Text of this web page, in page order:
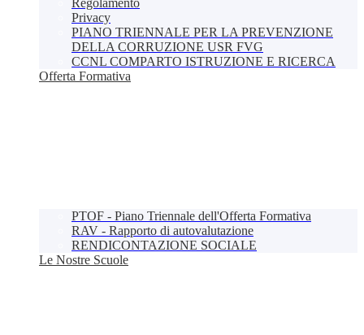
Regolamento
Privacy
PIANO TRIENNALE PER LA PREVENZIONE
DELLA CORRUZIONE USR FVG
CCNL COMPARTO ISTRUZIONE E RICERCA
Offerta Formativa
PTOF - Piano Triennale dell'Offerta Formativa
RAV - Rapporto di autovalutazione
RENDICONTAZIONE SOCIALE
Le Nostre Scuole